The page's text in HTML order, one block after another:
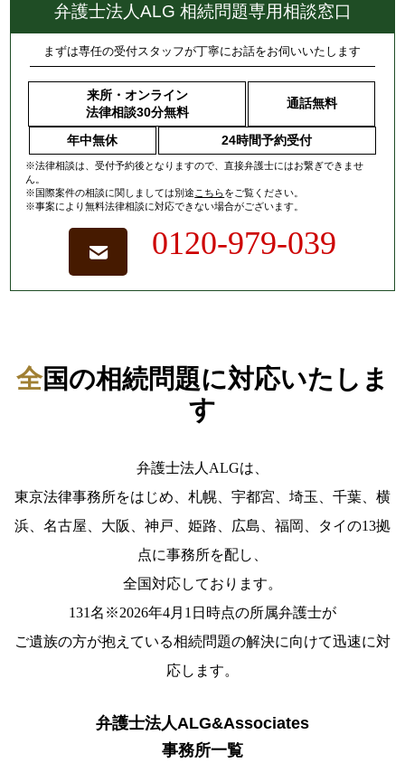
弁護士法人ALG 相続問題専用相談窓口
まずは専任の受付スタッフが丁寧にお話をお伺いいたします
来所・オンライン
法律相談30分無料
通話無料
年中無休 24時間予約受付
※法律相談は、受付予約後となりますので、直接弁護士にはお繋ぎできませ
ん。
※国際案件の相談に関しましては別途 こちらをご覧ください。
※事案により無料法律相談に対応できない場合がございます。
0120-979-039
全国の相続問題に対応いたしま
す
弁護士法人ALGは、
東京法律事務所をはじめ、札幌、宇都宮、埼玉、千葉、横
浜、名古屋、大阪、神戸、姫路、広島、福岡、タイの13拠
点に事務所を配し、
全国対応しております。
131名※2026年4月1日時点の所属弁護士が
ご遺族の方が抱えている相続問題の解決に向けて迅速に対
応します。
弁護士法人ALG&Associates
事務所一覧